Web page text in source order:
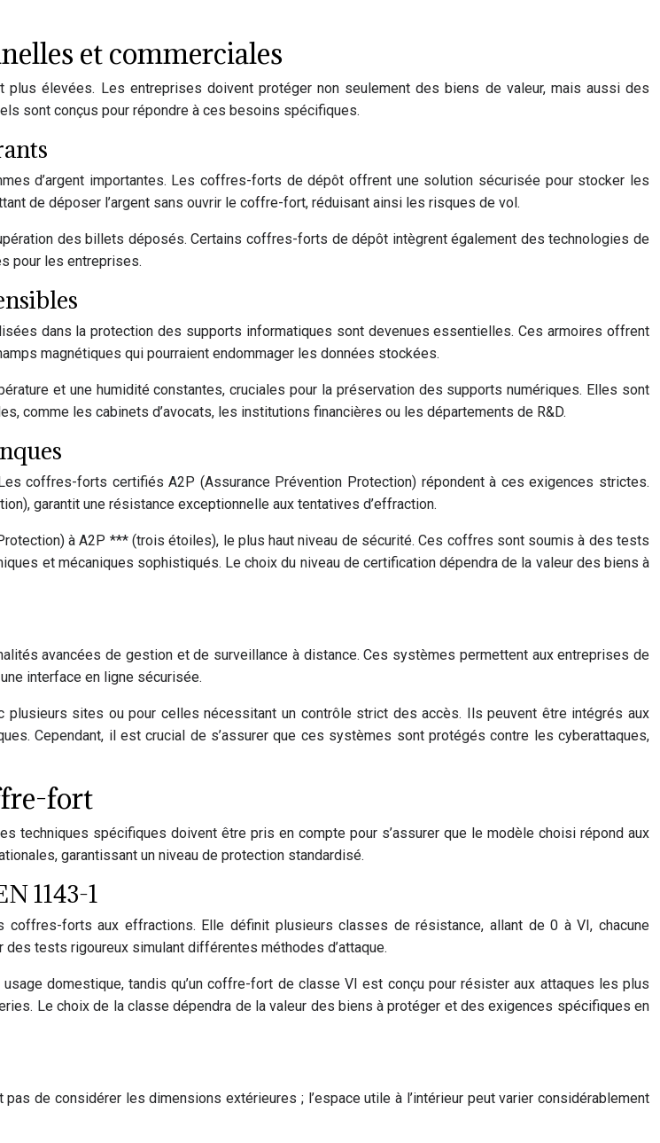
et commerciales
élevées. Les entreprises doivent protéger non seulement des biens de valeur, mais aussi des
sont conçus pour répondre à ces besoins spécifiques.
d’argent importantes. Les coffres-forts de dépôt offrent une solution sécurisée pour stocker les
de déposer l’argent sans ouvrir le coffre-fort, réduisant ainsi les risques de vol.
des billets déposés. Certains coffres-forts de dépôt intègrent également des technologies de
pour les entreprises.
dans la protection des supports informatiques sont devenues essentielles. Ces armoires offrent
magnétiques qui pourraient endommager les données stockées.
et une humidité constantes, cruciales pour la préservation des supports numériques. Elles sont
comme les cabinets d’avocats, les institutions financières ou les départements de R&D.
coffres-forts certifiés A2P (Assurance Prévention Protection) répondent à ces exigences strictes.
garantit une résistance exceptionnelle aux tentatives d’effraction.
à A2P *** (trois étoiles), le plus haut niveau de sécurité. Ces coffres sont soumis à des tests
et mécaniques sophistiqués. Le choix du niveau de certification dépendra de la valeur des biens à
avancées de gestion et de surveillance à distance. Ces systèmes permettent aux entreprises de
interface en ligne sécurisée.
sites ou pour celles nécessitant un contrôle strict des accès. Ils peuvent être intégrés aux
Cependant, il est crucial de s’assurer que ces systèmes sont protégés contre les cyberattaques,
fort
techniques spécifiques doivent être pris en compte pour s’assurer que le modèle choisi répond aux
garantissant un niveau de protection standardisé.
1143-1
forts aux effractions. Elle définit plusieurs classes de résistance, allant de 0 à VI, chacune
tests rigoureux simulant différentes méthodes d’attaque.
domestique, tandis qu’un coffre-fort de classe VI est conçu pour résister aux attaques les plus
Le choix de la classe dépendra de la valeur des biens à protéger et des exigences spécifiques en
de considérer les dimensions extérieures ; l’espace utile à l’intérieur peut varier considérablement